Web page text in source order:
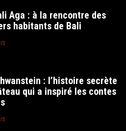
Aga : à la rencontre des
habitants de Bali
: l’histoire secrète
qui a inspiré les contes